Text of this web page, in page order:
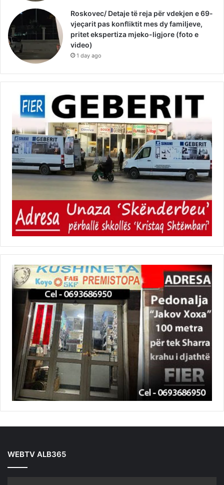
Roskovec/ Detaje të reja për vdekjen e 69-
vjeçarit pas konfliktit mes dy familjeve,
pritet ekspertiza mjeko-ligjore (foto e
video)
1 day ago
WEBTV ALB365